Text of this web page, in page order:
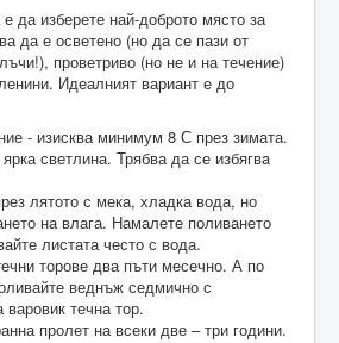
да изберете най-доброто място за
да е осветено (но да се пази от
проветриво (но не и на течение)
Идеалният вариант е до
- изисква минимум 8 С през зимата.
светлина. Трябва да се избягвa
лятото с мека, хладка вода, но
на влага. Намалете поливането
листата често с вода.
торове два пъти месечно. А по
веднъж седмично с
течна тор.
пролет на всеки две – три години.